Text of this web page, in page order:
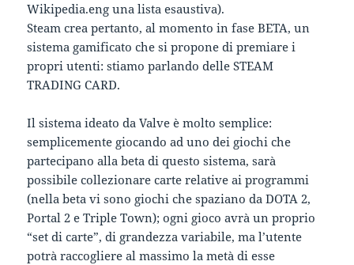
Wikipedia.eng una lista esaustiva).
Steam crea pertanto, al momento in fase BETA, un
sistema gamificato che si propone di premiare i
propri utenti: stiamo parlando delle STEAM
TRADING CARD.
Il sistema ideato da Valve è molto semplice:
semplicemente giocando ad uno dei giochi che
partecipano alla beta di questo sistema, sarà
possibile collezionare carte relative ai programmi
(nella beta vi sono giochi che spaziano da DOTA 2,
Portal 2 e Triple Town); ogni gioco avrà un proprio
“set di carte”, di grandezza variabile, ma l’utente
potrà raccogliere al massimo la metà di esse